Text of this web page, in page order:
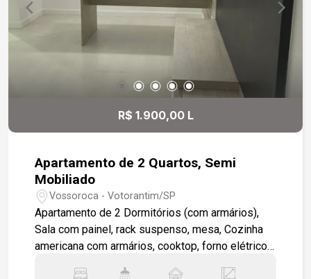
R$ 1.900,00 L
Apartamento de 2 Quartos, Semi
Mobiliado
Vossoroca - Votorantim/SP
Apartamento de 2 Dormitórios (com armários),
Sala com painel, rack suspenso, mesa, Cozinha
americana com armários, cooktop, forno elétrico,